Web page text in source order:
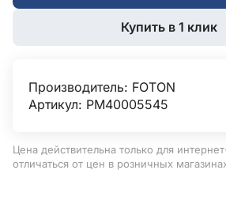
Купить в 1 клик
Производитель: FOTON
Артикул: PM40005545
Цена действительна только для
отличаться от цен в розничных